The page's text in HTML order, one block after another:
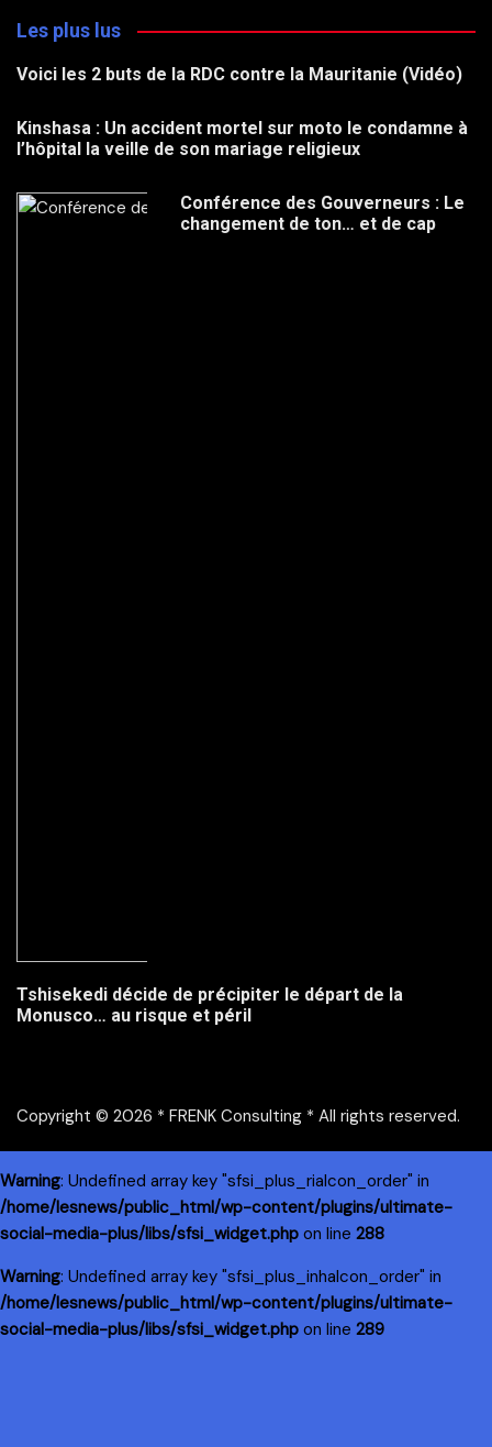
Les plus lus
Voici les 2 buts de la RDC contre la Mauritanie (Vidéo)
Kinshasa : Un accident mortel sur moto le condamne à
l’hôpital la veille de son mariage religieux
Conférence des Gouverneurs : Le
changement de ton… et de cap
Tshisekedi décide de précipiter le départ de la
Monusco… au risque et péril
Copyright © 2026 * FRENK Consulting * All rights reserved.
Warning: Undefined array key "sfsi_plus_riaIcon_order" in
/home/lesnews/public_html/wp-content/plugins/ultimate-
social-media-plus/libs/sfsi_widget.php on line 288
Warning: Undefined array key "sfsi_plus_inhaIcon_order" in
/home/lesnews/public_html/wp-content/plugins/ultimate-
social-media-plus/libs/sfsi_widget.php on line 289